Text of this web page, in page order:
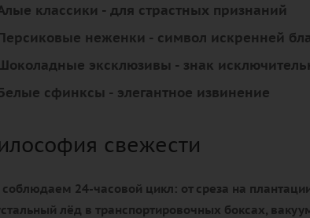
классики - для страстных признаний
неженки - символ искренней
эксклюзивы - знак
сфинксы - элегантное извинение
свежести
24-часовой цикл: от среза на
лёд в транспортировочных боксах,